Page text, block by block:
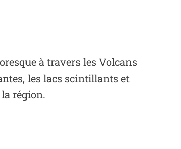
à travers les Volcans
les lacs scintillants et
région.